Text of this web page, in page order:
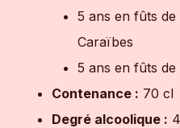
5 ans en fûts
Caraïbes
5 ans en fûts
Contenance : 70 cl
Degré alcoolique :